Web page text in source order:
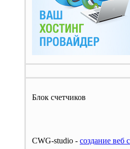
Блок счетчиков
CWG-studio - cоздание веб